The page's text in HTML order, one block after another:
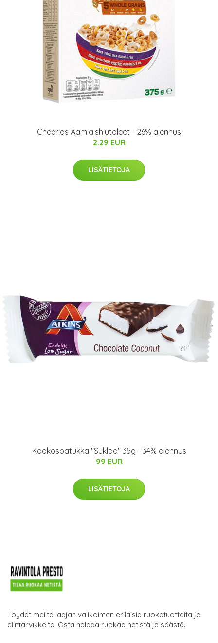
Cheerios Aamiaishiutaleet - 26% alennus
2.29 EUR
LISÄTIETOJA
Kookospatukka "Suklaa" 35g - 34% alennus
99 EUR
LISÄTIETOJA
Löydät meiltä laajan valikoiman erilaisia ruokatuotteita ja
elintarvikkeita. Osta halpaa ruokaa netistä ja säästä.